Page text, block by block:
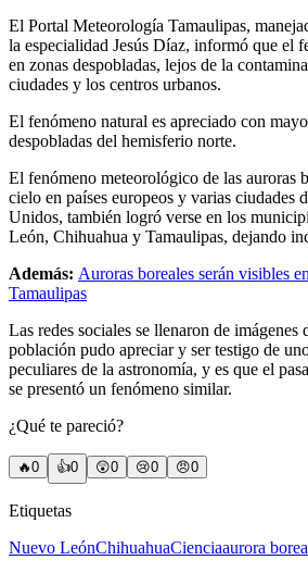
El Portal Meteorología Tamaulipas,
la especialidad Jesús Díaz, informó que el
en zonas despobladas, lejos de la
ciudades y los centros urbanos.
El fenómeno natural es apreciado con
despobladas del hemisferio norte.
El fenómeno meteorológico de las auroras
cielo en países europeos y varias ciudades
Unidos, también logró verse en los
León, Chihuahua y Tamaulipas, dejando
Además: Auroras boreales serán visibles
Tamaulipas
Las redes sociales se llenaron de
población pudo apreciar y ser testigo de
peculiares de la astronomía, y es que el
se presentó un fenómeno similar.
¿Qué te pareció?
🔥0 👍0 😲0 😢0 😠0
Etiquetas
Nuevo LeónChihuahuaCienciaaurora